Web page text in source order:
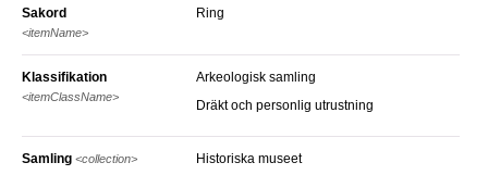
Sakord
<itemName>
Ring
Klassifikation
<itemClassName>
Arkeologisk samling
Dräkt och personlig utrustning
Samling <collection> Historiska museet